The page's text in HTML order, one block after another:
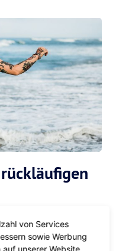
von Services
sowie Werbung
unserer Website,